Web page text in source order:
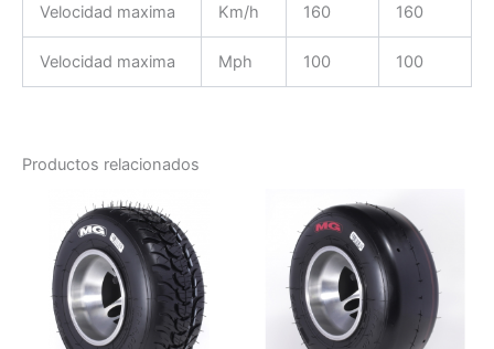
Velocidad maxima Km/h 160 160
Velocidad maxima Mph 100 100
Productos relacionados